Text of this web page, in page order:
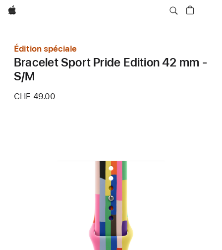
Apple
Édition spéciale
Bracelet Sport Pride Edition 42 mm -
S/M
CHF 49.00